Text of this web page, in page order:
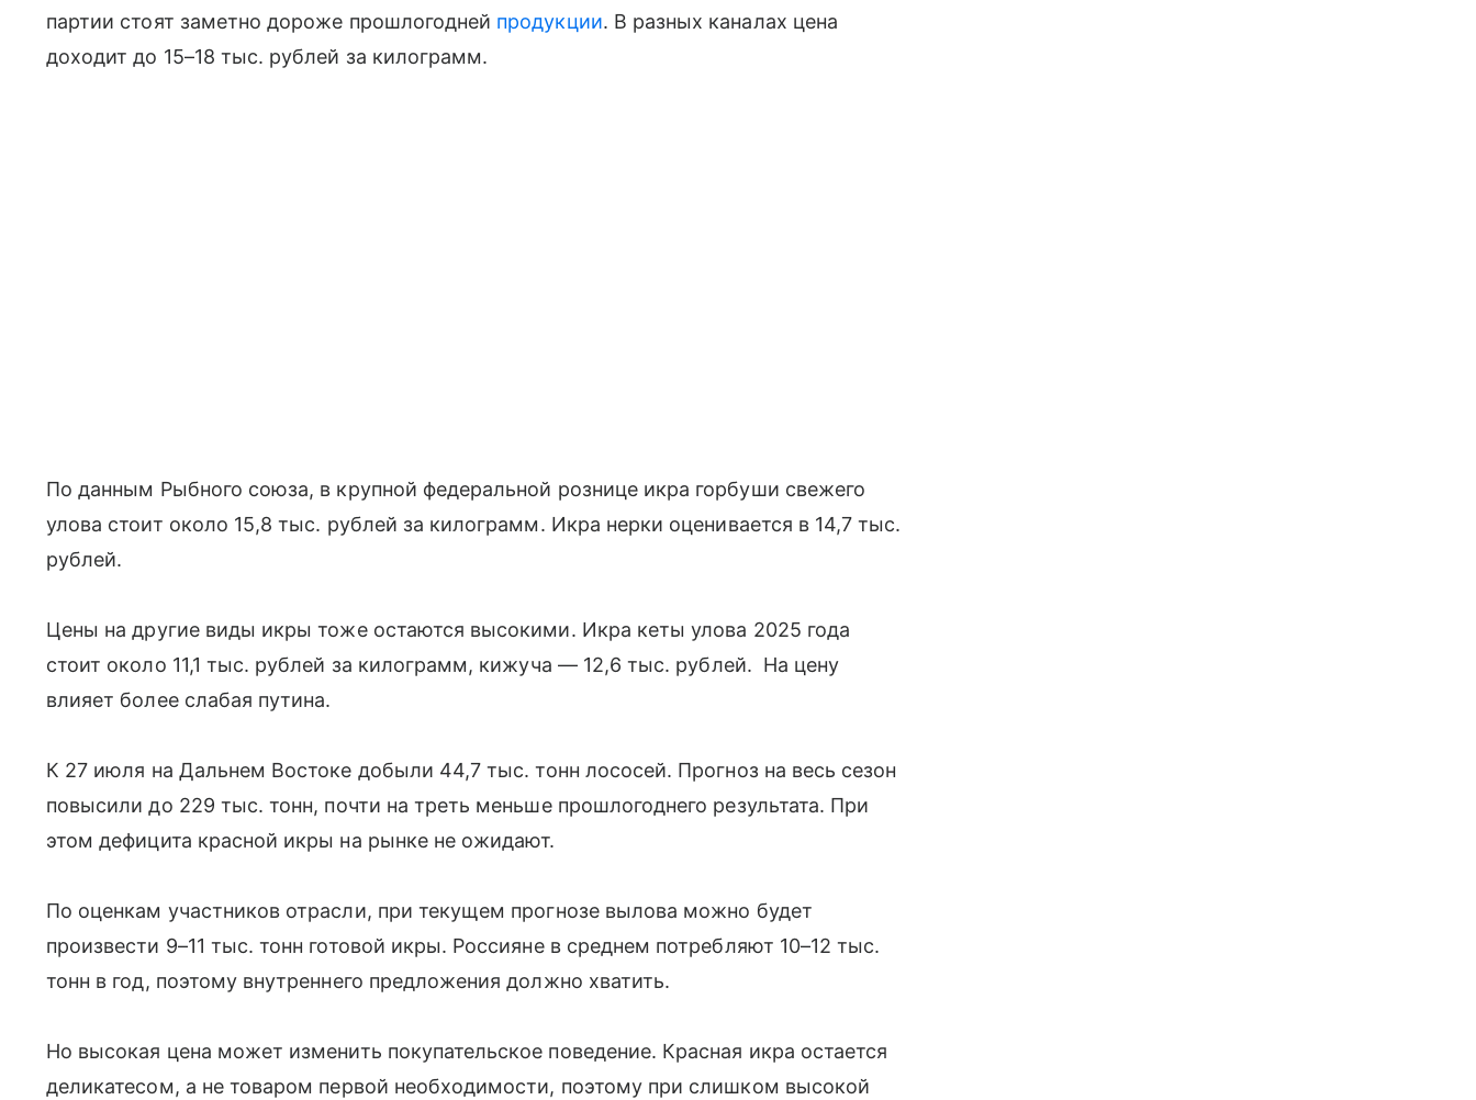
партии стоят заметно дороже прошлогодней продукции. В разных каналах цена
доходит до 15–18 тыс. рублей за килограмм.
По данным Рыбного союза, в крупной федеральной рознице икра горбуши свежего
улова стоит около 15,8 тыс. рублей за килограмм. Икра нерки оценивается в 14,7 тыс.
рублей.
Цены на другие виды икры тоже остаются высокими. Икра кеты улова 2025 года
стоит около 11,1 тыс. рублей за килограмм, кижуча — 12,6 тыс. рублей. На цену
влияет более слабая путина.
К 27 июля на Дальнем Востоке добыли 44,7 тыс. тонн лососей. Прогноз на весь сезон
повысили до 229 тыс. тонн, почти на треть меньше прошлогоднего результата. При
этом дефицита красной икры на рынке не ожидают.
По оценкам участников отрасли, при текущем прогнозе вылова можно будет
произвести 9–11 тыс. тонн готовой икры. Россияне в среднем потребляют 10–12 тыс.
тонн в год, поэтому внутреннего предложения должно хватить.
Но высокая цена может изменить покупательское поведение. Красная икра остается
деликатесом, а не товаром первой необходимости, поэтому при слишком высокой